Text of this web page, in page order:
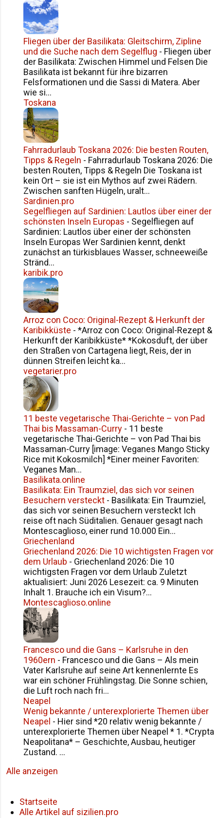
eine versteckte Perle gefunden
hatte. Die Fotos, die ich machte,
zeigten einen Traumstrand, wie m...
Fliegen über der Basilikata: Gleitschirm, Zipline
und die Suche nach dem Segelflug - Fliegen über
der Basilikata: Zwischen Himmel und Felsen Die
Basilikata ist bekannt für ihre bizarren
Felsformationen und die Sassi di Matera. Aber
wie si...
Toskana
Fahrradurlaub Toskana 2026: Die besten Routen,
Tipps & Regeln - Fahrradurlaub Toskana 2026: Die
besten Routen, Tipps & Regeln Die Toskana ist
kein Ort – sie ist ein Mythos auf zwei Rädern.
Zwischen sanften Hügeln, uralt...
Sardinien.pro
Segelfliegen auf Sardinien: Lautlos über einer der
schönsten Inseln Europas - Segelfliegen auf
Sardinien: Lautlos über einer der schönsten
Inseln Europas Wer Sardinien kennt, denkt
zunächst an türkisblaues Wasser, schneeweiße
Stränd...
karibik.pro
Arroz con Coco: Original-Rezept & Herkunft der
Karibikküste - *Arroz con Coco: Original-Rezept &
Herkunft der Karibikküste* *Kokosduft, der über
den Straßen von Cartagena liegt, Reis, der in
dünnen Streifen leicht ka...
vegetarier.pro
11 beste vegetarische Thai-Gerichte – von Pad
Thai bis Massaman-Curry - 11 beste
vegetarische Thai-Gerichte – von Pad Thai bis
Massaman-Curry [image: Veganes Mango Sticky
Rice mit Kokosmilch] *Einer meiner Favoriten:
Veganes Man...
Basilikata.online
Basilikata: Ein Traumziel, das sich vor seinen
Besuchern versteckt - Basilikata: Ein Traumziel,
das sich vor seinen Besuchern versteckt Ich
reise oft nach Süditalien. Genauer gesagt nach
Montescaglioso, einer rund 10.000 Ein...
Griechenland
Griechenland 2026: Die 10 wichtigsten Fragen vor
dem Urlaub - Griechenland 2026: Die 10
wichtigsten Fragen vor dem Urlaub Zuletzt
aktualisiert: Juni 2026 Lesezeit: ca. 9 Minuten
Inhalt 1. Brauche ich ein Visum?...
Montescaglioso.online
Francesco und die Gans – Karlsruhe in den
1960ern - Francesco und die Gans – Als mein
Vater Karlsruhe auf seine Art kennenlernte Es
war ein schöner Frühlingstag. Die Sonne schien,
die Luft roch nach fri...
Neapel
Wenig bekannte / unterexplorierte Themen über
Neapel - Hier sind *20 relativ wenig bekannte /
unterexplorierte Themen über Neapel * 1. *Crypta
Neapolitana* – Geschichte, Ausbau, heutiger
Zustand. ...
Alle anzeigen
Startseite
Alle Artikel auf sizilien.pro